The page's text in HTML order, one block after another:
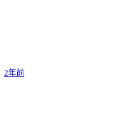
2年前